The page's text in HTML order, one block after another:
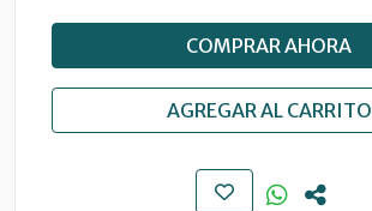
COMPRAR AHORA
AGREGAR AL CARRITO